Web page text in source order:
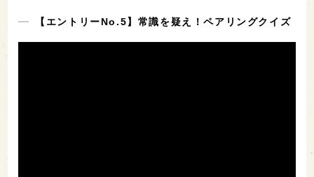
【エントリーNo.5】常識を疑え！ペアリングクイズ